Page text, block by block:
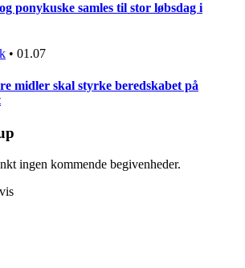
ponykuske samles til stor løbsdag i
• 01.07
midler skal styrke beredskabet på
ingen kommende begivenheder.